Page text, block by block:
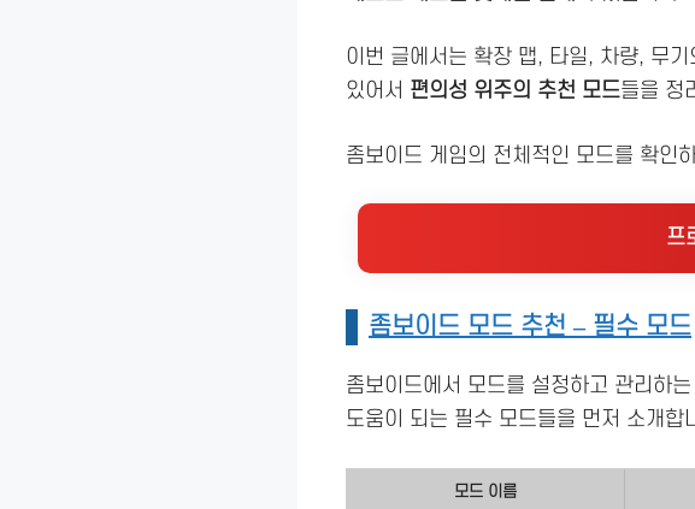
이번 글에서는 확장 맵, 타일, 차량, 무
있어서 편의성 위주의 추천 모드들을 정
좀보이드 게임의 전체적인 모드를 확인
프
좀보이드 모드 추천 – 필수 모드
좀보이드에서 모드를 설정하고 관리하
도움이 되는 필수 모드들을 먼저 소개합
모드 이름